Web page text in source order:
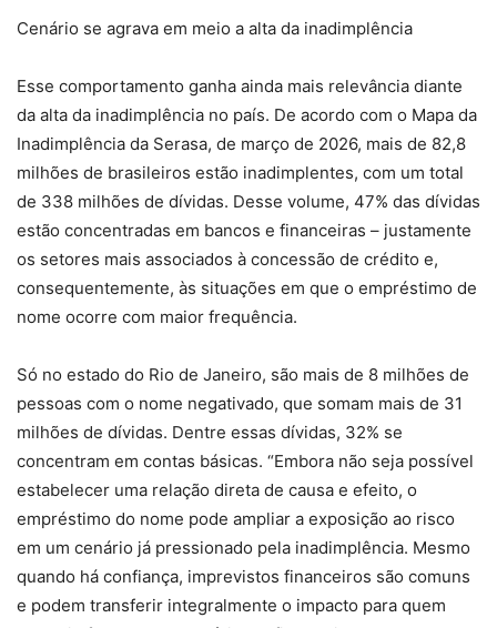
Cenário se agrava em meio a alta da inadimplência
Esse comportamento ganha ainda mais relevância diante
da alta da inadimplência no país. De acordo com o Mapa da
Inadimplência da Serasa, de março de 2026, mais de 82,8
milhões de brasileiros estão inadimplentes, com um total
de 338 milhões de dívidas. Desse volume, 47% das dívidas
estão concentradas em bancos e financeiras – justamente
os setores mais associados à concessão de crédito e,
consequentemente, às situações em que o empréstimo de
nome ocorre com maior frequência.
Só no estado do Rio de Janeiro, são mais de 8 milhões de
pessoas com o nome negativado, que somam mais de 31
milhões de dívidas. Dentre essas dívidas, 32% se
concentram em contas básicas. “Embora não seja possível
estabelecer uma relação direta de causa e efeito, o
empréstimo do nome pode ampliar a exposição ao risco
em um cenário já pressionado pela inadimplência. Mesmo
quando há confiança, imprevistos financeiros são comuns
e podem transferir integralmente o impacto para quem